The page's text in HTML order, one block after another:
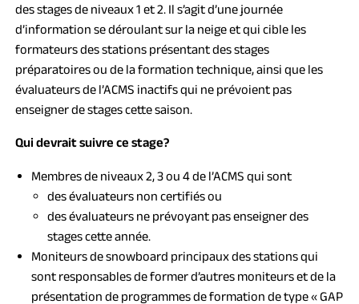
des stages de niveaux 1 et 2. Il s’agit d’une journée
d’information se déroulant sur la neige et qui cible les
formateurs des stations présentant des stages
préparatoires ou de la formation technique, ainsi que les
évaluateurs de l’ACMS inactifs qui ne prévoient pas
enseigner de stages cette saison.
Qui devrait suivre ce stage?
Membres de niveaux 2, 3 ou 4 de l’ACMS qui sont
des évaluateurs non certifiés ou
des évaluateurs ne prévoyant pas enseigner des
stages cette année.
Moniteurs de snowboard principaux des stations qui
sont responsables de former d’autres moniteurs et de la
présentation de programmes de formation de type « GAP